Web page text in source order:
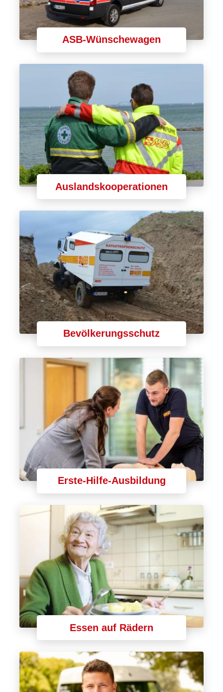
ASB-Wünschewagen
Auslandskooperationen
Bevölkerungsschutz
Erste-Hilfe-Ausbildung
Essen auf Rädern